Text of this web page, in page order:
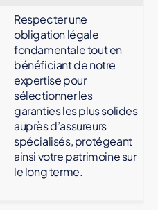
Respecter une
obligation légale
fondamentale tout en
bénéficiant de notre
expertise pour
sélectionner les
garanties les plus solides
auprès d’assureurs
spécialisés, protégeant
ainsi votre patrimoine sur
le long terme.